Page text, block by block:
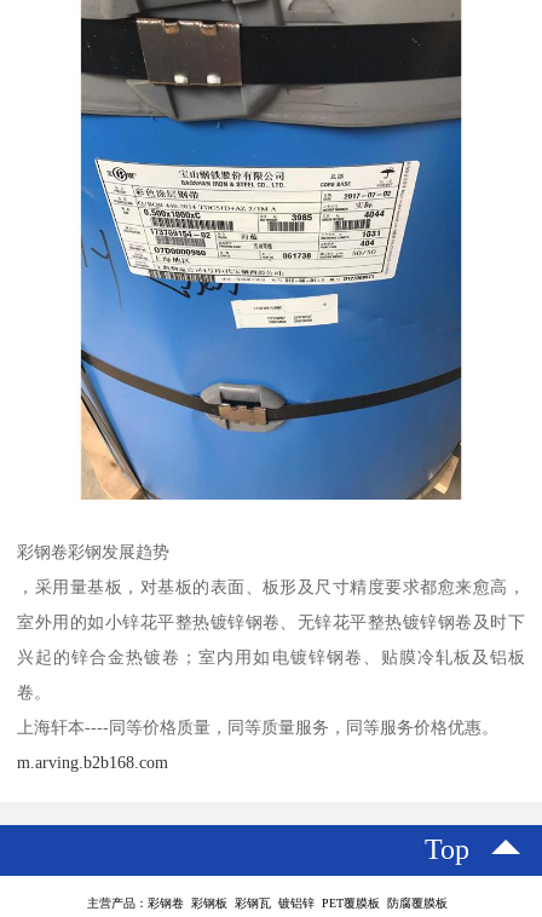
彩钢卷彩钢发展趋势
，采用量基板，对基板的表面、板形及尺寸精度要求都愈来愈高，
室外用的如小锌花平整热镀锌钢卷、无锌花平整热镀锌钢卷及时下
兴起的锌合金热镀卷；室内用如电镀锌钢卷、贴膜冷轧板及铝板
卷。
上海轩本----同等价格质量，同等质量服务，同等服务价格优惠。
m.arving.b2b168.com
Top
主营产品：彩钢卷 彩钢板 彩钢瓦 镀铝锌 PET覆膜板 防腐覆膜板